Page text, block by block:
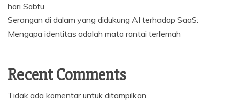
hari Sabtu
Serangan di dalam yang didukung AI terhadap SaaS:
Mengapa identitas adalah mata rantai terlemah
Recent Comments
Tidak ada komentar untuk ditampilkan.